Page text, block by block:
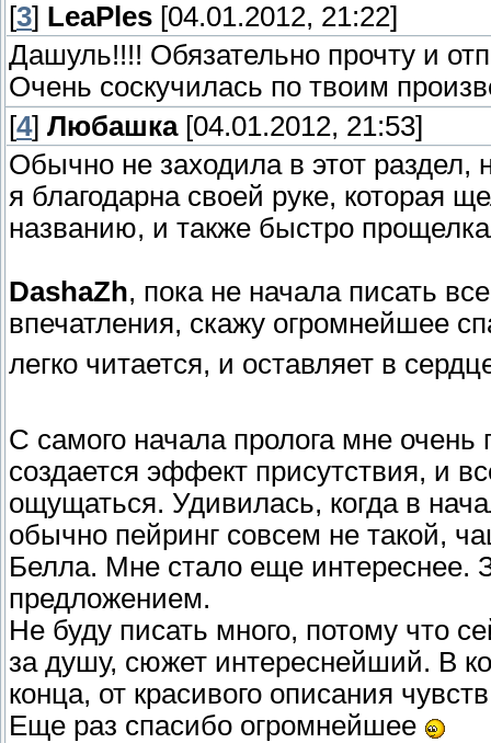
[3] LeaPles [04.01.2012, 21:22]
Дашуль!!!! Обязательно прочту и
Очень соскучилась по твоим
[4] Любашка[04.01.2012, 21:53]
Обычно не заходила в этот
я благодарна своей руке, которая
названию, и также быстро
DashaZh, пока не начала писать
впечатления, скажу огромнейшее
легко читается, и оставляет в
С самого начала пролога мне
создается эффект присутствия, и
ощущаться. Удивилась, когда в
обычно пейринг совсем не такой,
Белла. Мне стало еще интереснее.
предложением.
Не буду писать много, потому что
за душу, сюжет интереснейший. В
конца, от красивого описания
Еще раз спасибо огромнейшее